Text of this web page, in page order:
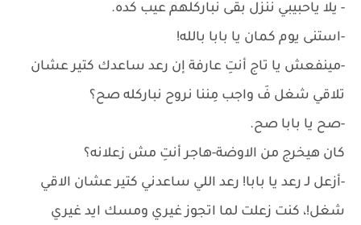
- يلا ياحبيبي ننزل بقى نباركلهم عيب كده.
-استنى يوم كمان يا بابا بالله!
-مينفعش يا تاج أنتِ عارفة إن رعد ساعدك كتير عشان
تلاقي شغل فَ واجب مِننا نروح نباركله صح؟
-صح يا بابا صح.
كان هيخرج من الاوضة-هاجر أنتِ مش زعلانه؟
-أزعل لـ رعد يا بابا! رعد اللي ساعدني كتير عشان الاقي
شغل!، كنت زعلت لما اتجوز غيري ومسك ايد غيري